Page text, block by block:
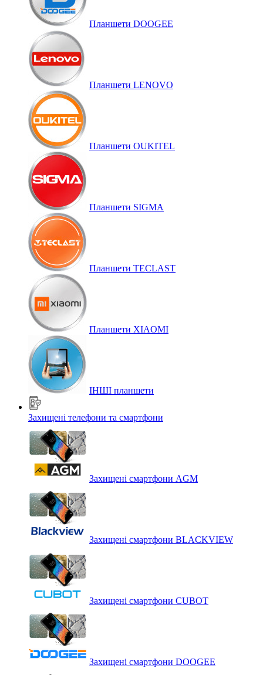
Планшети DOOGEE
Планшети LENOVO
Планшети OUKITEL
Планшети SIGMA
Планшети TECLAST
Планшети XIAOMI
ІНШІ планшети
Захищені телефони та смартфони
Захищені смартфони AGM
Захищені смартфони BLACKVIEW
Захищені смартфони CUBOT
Захищені смартфони DOOGEE